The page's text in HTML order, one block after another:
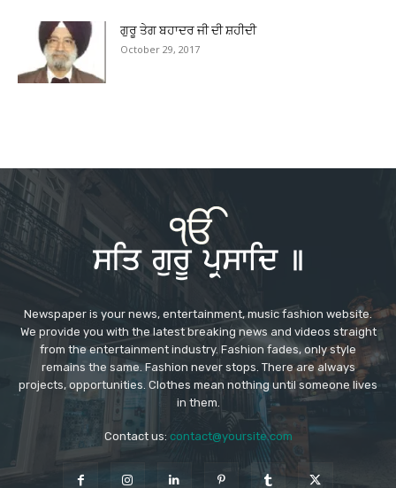
ਗੁਰੂ ਤੇਗ ਬਹਾਦਰ ਜੀ ਦੀ ਸ਼ਹੀਦੀ
October 29, 2017
Newspaper is your news, entertainment, music fashion website.
We provide you with the latest breaking news and videos straight
from the entertainment industry. Fashion fades, only style
remains the same. Fashion never stops. There are always
projects, opportunities. Clothes mean nothing until someone lives
in them.
Contact us: contact@yoursite.com